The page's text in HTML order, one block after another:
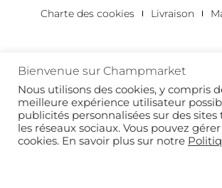
Charte des cookies
Livraison
Copyright 2022 © tous droits réservés.
Bienvenue sur Champmarket
Nous utilisons des cookies, y compris
meilleure expérience utilisateur
publicités personnalisées sur des
les réseaux sociaux. Vous pouvez
cookies. En savoir plus sur notre